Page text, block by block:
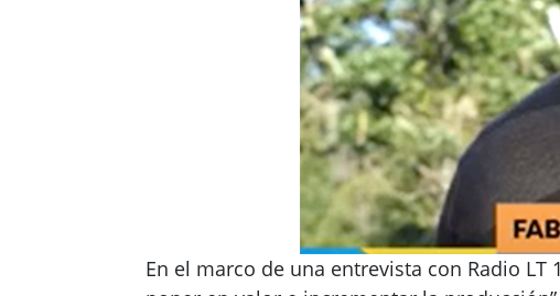
En el marco de una entrevista con Radio